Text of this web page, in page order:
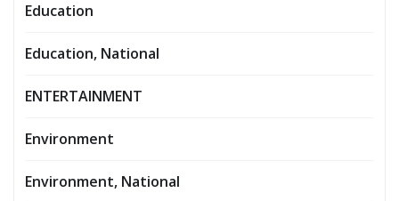
Education
Education, National
ENTERTAINMENT
Environment
Environment, National